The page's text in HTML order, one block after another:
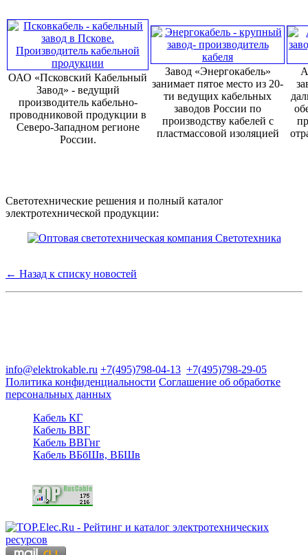
ОАО «Псковский Кабельный
Завод» - ведущий
производитель кабельно-
проводниковой продукции в
Северо-Западном регионе
России.
Завод «Энергокабель»
занимает пятое место из 20-
ти ведущих кабельных
заводов России по
производству кабелей с
пластмассовой изоляцией
Светотехнические решения и полный каталог
электротехнической продукции:
← Назад к списку новостей
info@elektrokable.ru +7(495)798-04-13 +7(495)798-29-05
Политика конфиденциальности Соглашение об обработке
персональных данных
Кабель КГ
Кабель ВВГ
Кабель ВВГнг
Кабель ВБбШв, ВБШв